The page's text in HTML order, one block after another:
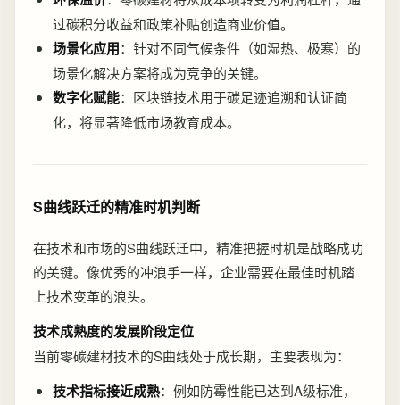
过碳积分收益和政策补贴创造商业价值。
场景化应用：针对不同气候条件（如湿热、极寒）的
场景化解决方案将成为竞争的关键。
数字化赋能：区块链技术用于碳足迹追溯和认证简
化，将显著降低市场教育成本。
S曲线跃迁的精准时机判断
在技术和市场的S曲线跃迁中，精准把握时机是战略成功
的关键。像优秀的冲浪手一样，企业需要在最佳时机踏
上技术变革的浪头。
技术成熟度的发展阶段定位
当前零碳建材技术的S曲线处于成长期，主要表现为：
技术指标接近成熟：例如防霉性能已达到A级标准，